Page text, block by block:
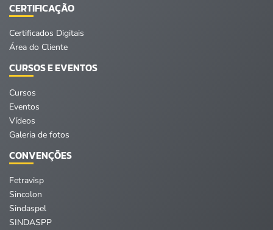
CERTIFICAÇÃO
Certificados Digitais
Área do Cliente
CURSOS E EVENTOS
Cursos
Eventos
Vídeos
Galeria de fotos
CONVENÇÕES
Fetravisp
Sincolon
Sindaspel
SINDASPP